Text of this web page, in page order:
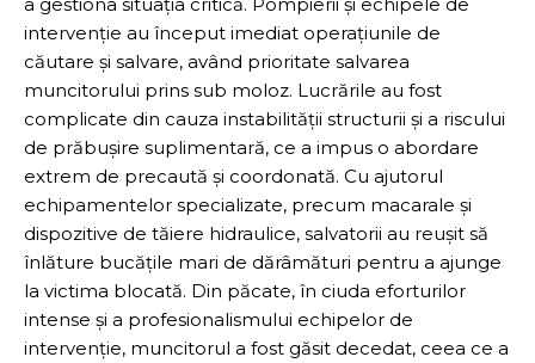
intervenție au început imediat operațiunile de
căutare și salvare, având prioritate salvarea
muncitorului prins sub moloz. Lucrările au fost
complicate din cauza instabilității structurii și a riscului
de prăbușire suplimentară, ce a impus o abordare
extrem de precaută și coordonată. Cu ajutorul
echipamentelor specializate, precum macarale și
dispozitive de tăiere hidraulice, salvatorii au reușit să
înlăture bucățile mari de dărâmături pentru a ajunge
la victima blocată. Din păcate, în ciuda eforturilor
intense și a profesionalismului echipelor de
intervenție, muncitorul a fost găsit decedat, ceea ce a